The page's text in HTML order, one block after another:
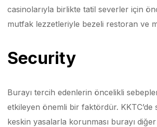
casinolarıyla birlikte tatil severler için
mutfak lezzetleriyle bezeli restoran ve
Security
Burayı tercih edenlerin öncelikli
etkileyen önemli bir faktördür. KKTC’de
keskin yasalarla korunması burayı